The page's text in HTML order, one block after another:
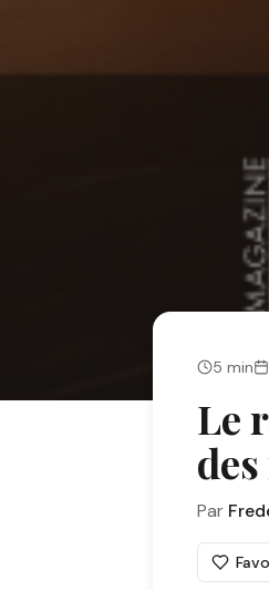
5 min
Le
Par